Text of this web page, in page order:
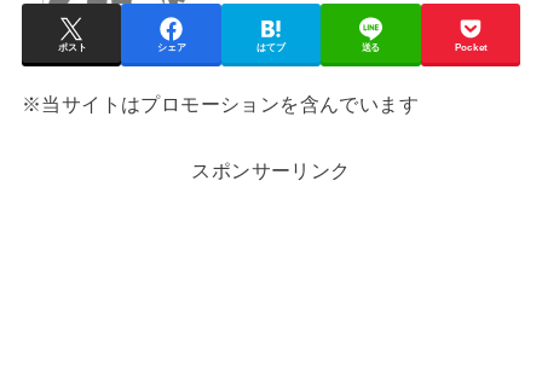
ポスト シェア はてブ 送る Pocket
※当サイトはプロモーションを含んでいます
スポンサーリンク